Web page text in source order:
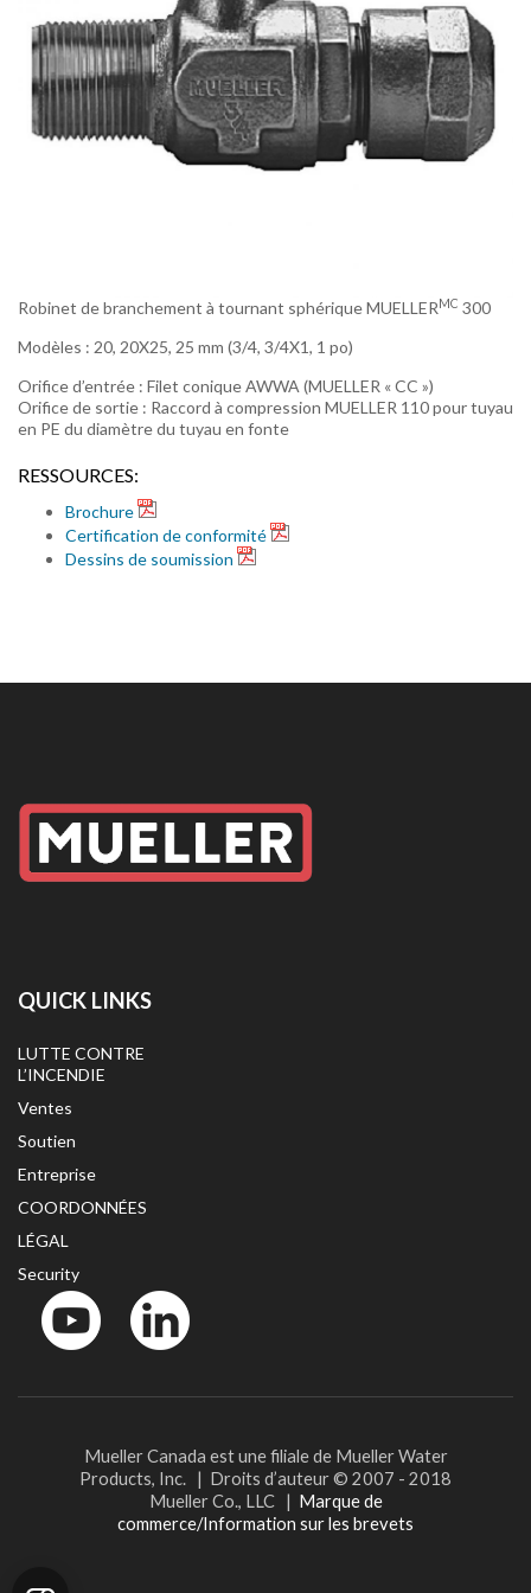
Robinet de branchement à tournant sphérique MUELLERMC 300
Modèles : 20, 20X25, 25 mm (3/4, 3/4X1, 1 po)
Orifice d’entrée : Filet conique AWWA (MUELLER « CC »)
Orifice de sortie : Raccord à compression MUELLER 110 pour tuyau
en PE du diamètre du tuyau en fonte
RESSOURCES:
Brochure
Certification de conformité
Dessins de soumission
QUICK LINKS
LUTTE CONTRE
L’INCENDIE
Ventes
Soutien
Entreprise
COORDONNÉES
LÉGAL
Security
Mueller Canada est une filiale de Mueller Water
Products, Inc. | Droits d’auteur © 2007 - 2018
Mueller Co., LLC | Marque de
commerce/Information sur les brevets